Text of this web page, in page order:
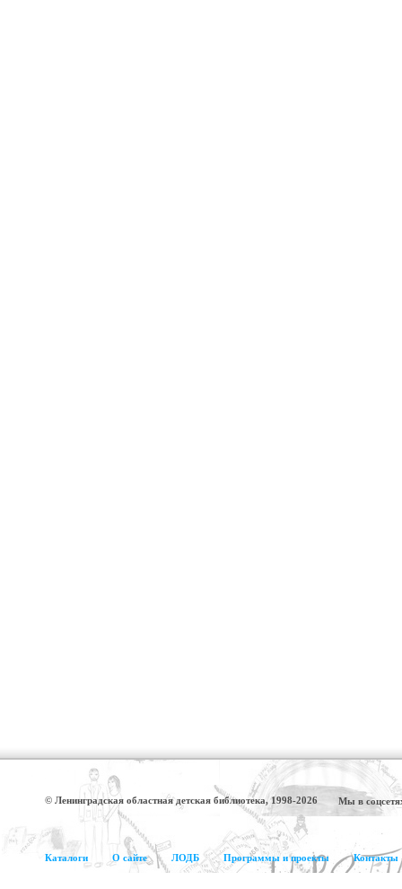
© Ленинградская областная детская библиотека, 1998-2026 Мы в
Каталоги О сайте ЛОДБ Программы и проекты Контакты